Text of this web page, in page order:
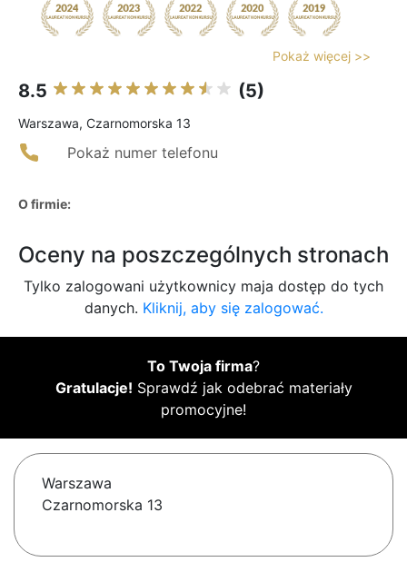
Pokaż więcej >>
8.5 (5)
Warszawa, Czarnomorska 13
Pokaż numer telefonu
O firmie:
Oceny na poszczególnych stronach
Tylko zalogowani użytkownicy maja dostęp do tych
danych. Kliknij, aby się zalogować.
To Twoja firma?
Gratulacje! Sprawdź jak odebrać materiały
promocyjne!
Warszawa
Czarnomorska 13